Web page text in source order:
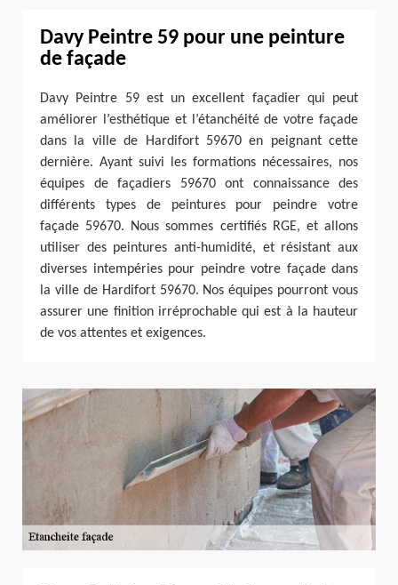
Davy Peintre 59 pour une peinture
de façade
Davy Peintre 59 est un excellent façadier qui peut
améliorer l’esthétique et l’étanchéité de votre façade
dans la ville de Hardifort 59670 en peignant cette
dernière. Ayant suivi les formations nécessaires, nos
équipes de façadiers 59670 ont connaissance des
différents types de peintures pour peindre votre
façade 59670. Nous sommes certifiés RGE, et allons
utiliser des peintures anti-humidité, et résistant aux
diverses intempéries pour peindre votre façade dans
la ville de Hardifort 59670. Nos équipes pourront vous
assurer une finition irréprochable qui est à la hauteur
de vos attentes et exigences.